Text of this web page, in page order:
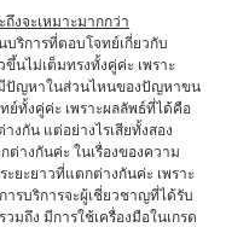
งจะเหมาะมากกว่า
ไม่เต็มทรงทั้งคู่ค่ะ เพราะ
ปัญหาในส่วนไหนของปัญหาขน
ย์ทั้งคู่ค่ะ เพราะผลลัพธ์ที่ได้คือ
งกัน แต่อย่างไรเสียทั้งสอง
ต่างกันค่ะ ในเรื่องของความ
ะยะยาวที่แตกต่างกันค่ะ เพราะ
ารบริการจะผู้เชี่ยวชาญที่ได้รับ
มถึง มีการใช้เครื่องมือในเกรด